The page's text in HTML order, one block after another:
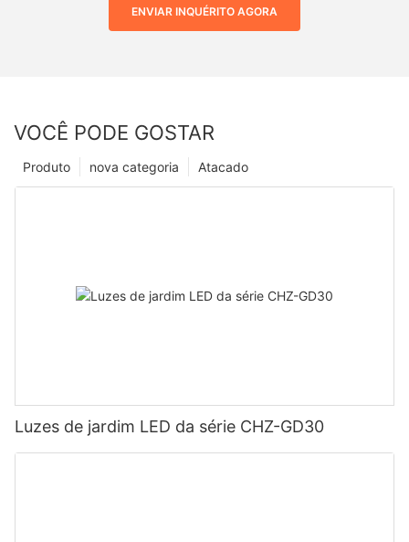
ENVIAR INQUÉRITO AGORA
VOCÊ PODE GOSTAR
Atacado
nova categoria
Produto
Luzes de jardim LED da série CHZ-GD30